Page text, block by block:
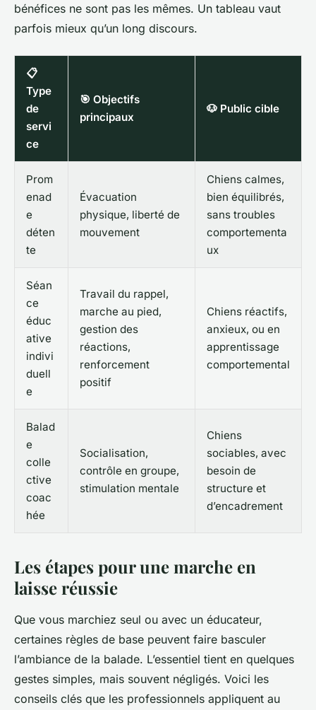
bénéfices ne sont pas les mêmes. Un tableau vaut
parfois mieux qu’un long discours.
📋
Type
de
servi
ce
🎯 Objectifs
principaux
🐶 Public cible
Prom
enad
e
déten
te
Évacuation
physique, liberté de
mouvement
Chiens calmes,
bien équilibrés,
sans troubles
comportementa
ux
Séan
ce
éduc
ative
indivi
duell
e
Travail du rappel,
marche au pied,
gestion des
réactions,
renforcement
positif
Chiens réactifs,
anxieux, ou en
apprentissage
comportemental
Balad
e
colle
ctive
coac
hée
Socialisation,
contrôle en groupe,
stimulation mentale
Chiens
sociables, avec
besoin de
structure et
d’encadrement
Les étapes pour une marche en
laisse réussie
Que vous marchiez seul ou avec un éducateur,
certaines règles de base peuvent faire basculer
l’ambiance de la balade. L’essentiel tient en quelques
gestes simples, mais souvent négligés. Voici les
conseils clés que les professionnels appliquent au